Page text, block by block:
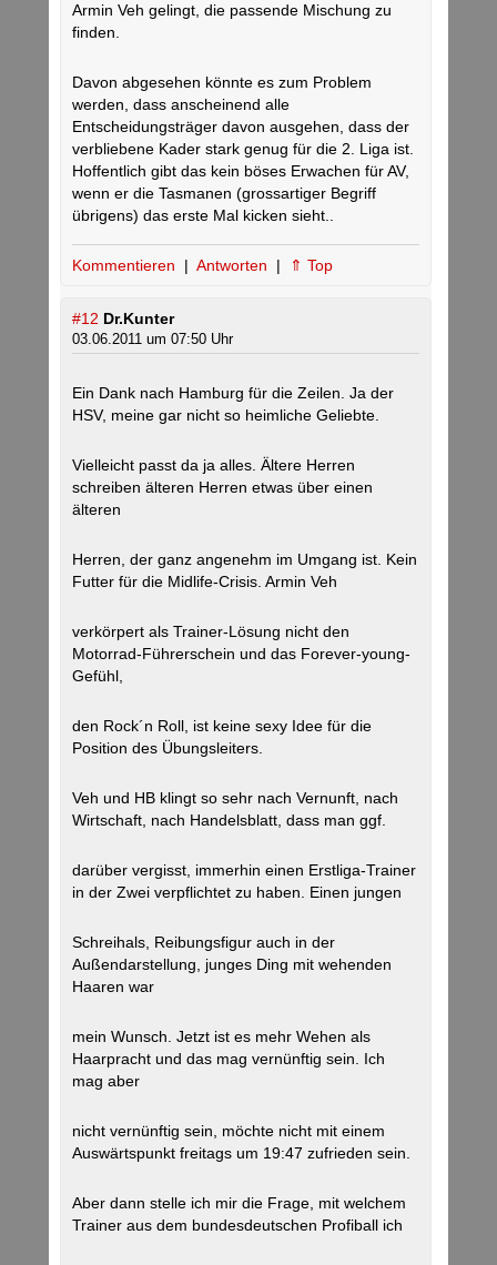
Armin Veh gelingt, die passende Mischung zu
finden.
Davon abgesehen könnte es zum Problem
werden, dass anscheinend alle
Entscheidungsträger davon ausgehen, dass der
verbliebene Kader stark genug für die 2. Liga ist.
Hoffentlich gibt das kein böses Erwachen für AV,
wenn er die Tasmanen (grossartiger Begriff
übrigens) das erste Mal kicken sieht..
Kommentieren | Antworten | ⇑ Top
#12 Dr.Kunter
03.06.2011 um 07:50 Uhr
Ein Dank nach Hamburg für die Zeilen. Ja der
HSV, meine gar nicht so heimliche Geliebte.
Vielleicht passt da ja alles. Ältere Herren
schreiben älteren Herren etwas über einen
älteren
Herren, der ganz angenehm im Umgang ist. Kein
Futter für die Midlife-Crisis. Armin Veh
verkörpert als Trainer-Lösung nicht den
Motorrad-Führerschein und das Forever-young-
Gefühl,
den Rock´n Roll, ist keine sexy Idee für die
Position des Übungsleiters.
Veh und HB klingt so sehr nach Vernunft, nach
Wirtschaft, nach Handelsblatt, dass man ggf.
darüber vergisst, immerhin einen Erstliga-Trainer
in der Zwei verpflichtet zu haben. Einen jungen
Schreihals, Reibungsfigur auch in der
Außendarstellung, junges Ding mit wehenden
Haaren war
mein Wunsch. Jetzt ist es mehr Wehen als
Haarpracht und das mag vernünftig sein. Ich
mag aber
nicht vernünftig sein, möchte nicht mit einem
Auswärtspunkt freitags um 19:47 zufrieden sein.
Aber dann stelle ich mir die Frage, mit welchem
Trainer aus dem bundesdeutschen Profiball ich